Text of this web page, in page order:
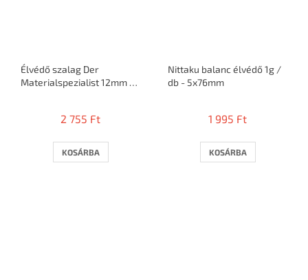
Élvédő szalag Der
Materialspezialist 12mm /
2 755 Ft
KOSÁRBA
Nittaku balanc élvédő 1g /
db - 5x76mm
1 995 Ft
KOSÁRBA